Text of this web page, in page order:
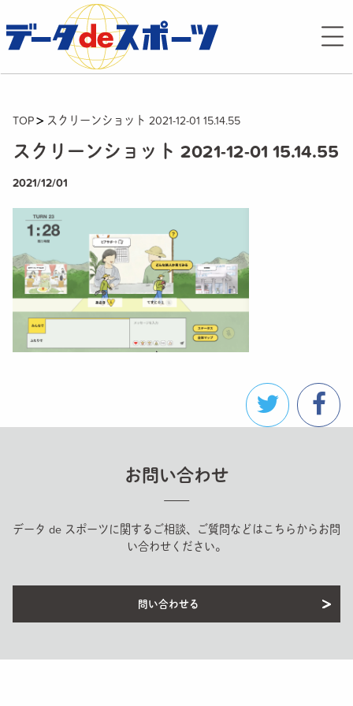
TOP スクリーンショット 2021-12-01 15.14.55
スクリーンショット 2021-12-01 15.14.55
2021/12/01
お問い合わせ
データ de スポーツに関するご相談、ご質問などはこちらからお問
い合わせください。
問い合わせる